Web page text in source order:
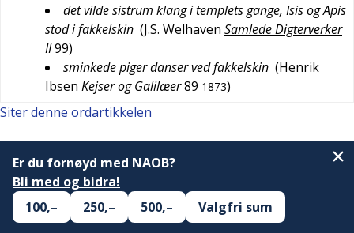
det vilde sistrum klang i templets gange, Isis og Apis
stod i fakkelskin (J.S. Welhaven Samlede Digterverker
II99)
sminkede piger danser ved fakkelskin (Henrik
Ibsen Kejser og Galilæer89 1873)
Siter denne ordartikkelen
Er du fornøyd med NAOB?
Bli med og bidra!
100,–
250,– 500,– Valgfri sum